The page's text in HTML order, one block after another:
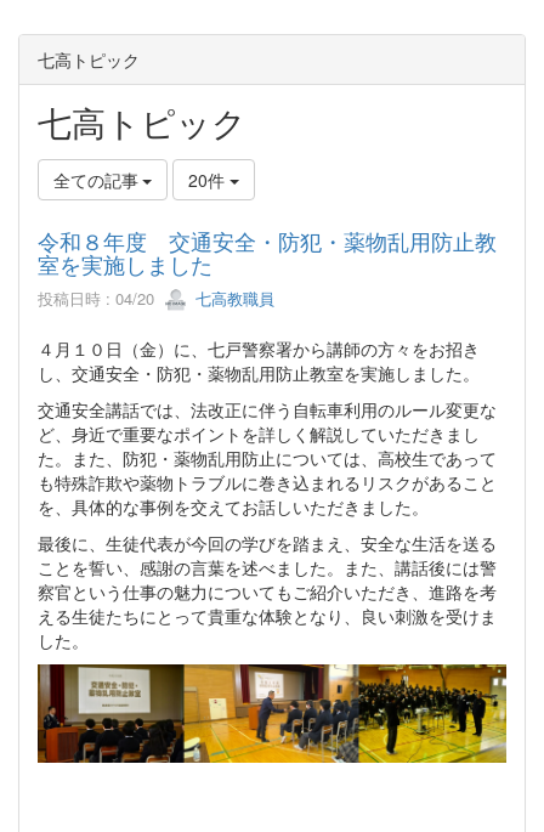
七高トピック
七高トピック
全ての記事 20件
令和８年度 交通安全・防犯・薬物乱用防止教
室を実施しました
投稿日時 : 04/20 七高教職員
４月１０日（金）に、七戸警察署から講師の方々をお招き
し、交通安全・防犯・薬物乱用防止教室を実施しました。
交通安全講話では、法改正に伴う自転車利用のルール変更な
ど、身近で重要なポイントを詳しく解説していただきまし
た。また、防犯・薬物乱用防止については、高校生であって
も特殊詐欺や薬物トラブルに巻き込まれるリスクがあること
を、具体的な事例を交えてお話しいただきました。
最後に、生徒代表が今回の学びを踏まえ、安全な生活を送る
ことを誓い、感謝の言葉を述べました。また、講話後には警
察官という仕事の魅力についてもご紹介いただき、進路を考
える生徒たちにとって貴重な体験となり、良い刺激を受けま
した。